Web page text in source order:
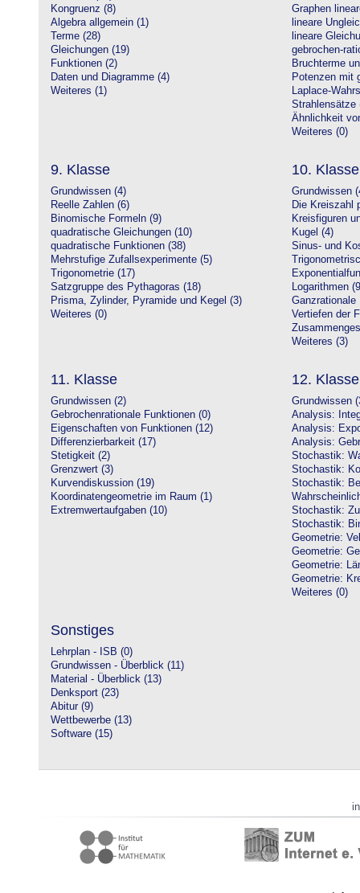
Kongruenz (8)
Algebra allgemein (1)
Terme (28)
Gleichungen (19)
Funktionen (2)
Daten und Diagramme (4)
Weiteres (1)
Graphen
lineare
lineare
gebrochen-
Bruchterme
Potenzen mit
Laplace-
Strahlensätze
Ähnlichkeit
Weiteres (0)
9. Klasse
Grundwissen (4)
Reelle Zahlen (6)
Binomische Formeln (9)
quadratische Gleichungen (10)
quadratische Funktionen (38)
Mehrstufige Zufallsexperimente (5)
Trigonometrie (17)
Satzgruppe des Pythagoras (18)
Prisma, Zylinder, Pyramide und Kegel (3)
Weiteres (0)
10. Klasse
Grundwissen
Die Kreiszahl
Kreisfiguren
Kugel (4)
Sinus- und
Logarithmen
Ganzrationale
Vertiefen der
Weiteres (3)
11. Klasse
Grundwissen (2)
Gebrochenrationale Funktionen (0)
Eigenschaften von Funktionen (12)
Differenzierbarkeit (17)
Stetigkeit (2)
Grenzwert (3)
Kurvendiskussion (19)
Koordinatengeometrie im Raum (1)
Extremwertaufgaben (10)
12. Klasse
Grundwissen
Analysis:
Analysis:
Analysis:
Stochastik:
Stochastik:
Stochastik:
Stochastik:
Stochastik:
Geometrie:
Geometrie:
Geometrie:
Geometrie:
Weiteres (0)
Sonstiges
Lehrplan - ISB (0)
Grundwissen - Überblick (11)
Material - Überblick (13)
Denksport (23)
Abitur (9)
Wettbewerbe (13)
Software (15)